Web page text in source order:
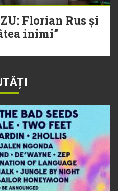
Florian Rus și
inimi”